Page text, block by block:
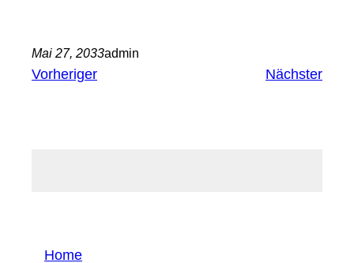
Mai 27, 2033admin
Vorheriger Nächster
Home